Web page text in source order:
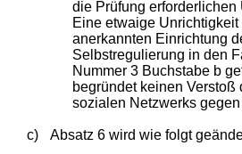
die Prüfung erforderlichen
Eine etwaige Unrichtigkeit
anerkannten Einrichtung
Selbstregulierung in den
Nummer 3 Buchstabe b
begründet keinen Verstoß
sozialen Netzwerks
c) Absatz 6 wird wie folgt